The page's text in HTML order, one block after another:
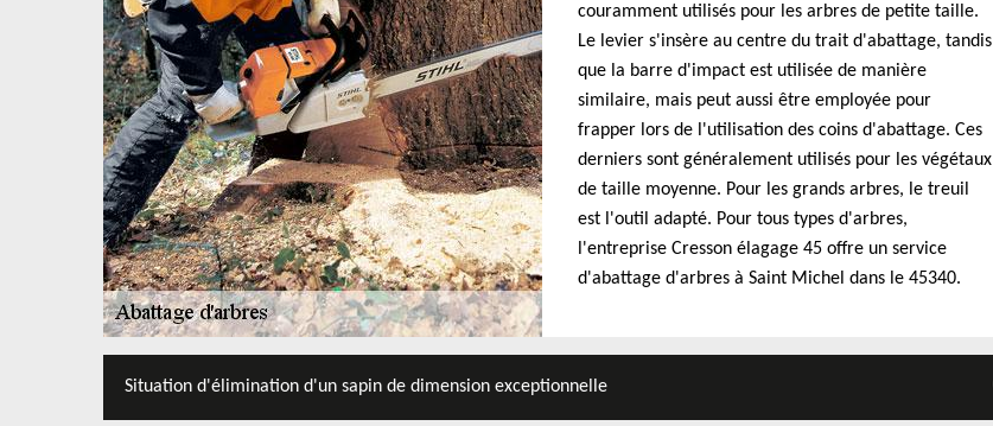
couramment utilisés pour les arbres de petite taille.
Le levier s'insère au centre du trait d'abattage, tandis
que la barre d'impact est utilisée de manière
similaire, mais peut aussi être employée pour
frapper lors de l'utilisation des coins d'abattage. Ces
derniers sont généralement utilisés pour les végétaux
de taille moyenne. Pour les grands arbres, le treuil
est l'outil adapté. Pour tous types d'arbres,
l'entreprise Cresson élagage 45 offre un service
d'abattage d'arbres à Saint Michel dans le 45340.
Situation d'élimination d'un sapin de dimension exceptionnelle